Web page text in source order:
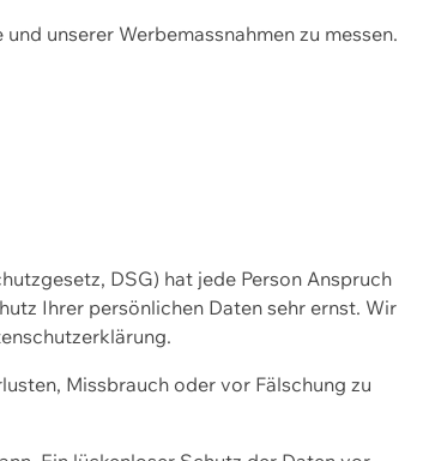
unserer Werbemassnahmen zu messen.
DSG) hat jede Person Anspruch
Ihrer persönlichen Daten sehr ernst. Wir
Missbrauch oder vor Fälschung zu